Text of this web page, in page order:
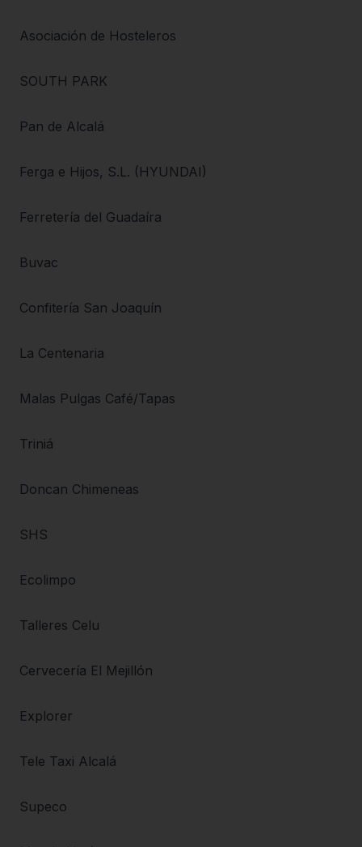
Asociación de Hosteleros
SOUTH PARK
Pan de Alcalá
Ferga e Hijos, S.L. (HYUNDAI)
Ferretería del Guadaíra
Buvac
Confitería San Joaquín
La Centenaria
Malas Pulgas Café/Tapas
Triniá
Doncan Chimeneas
SHS
Ecolimpo
Talleres Celu
Cervecería El Mejillón
Explorer
Tele Taxi Alcalá
Supeco